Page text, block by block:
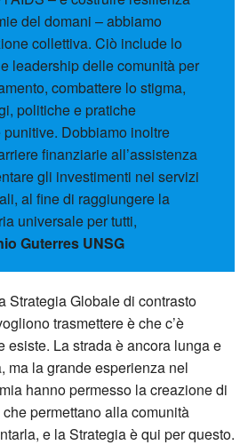
del domani – abbiamo
collettiva. Ciò include lo
leadership delle comunità per
combattere lo stigma,
politiche e pratiche
Dobbiamo inoltre
finanziarie all’assistenza
gli investimenti nei servizi
al fine di raggiungere la
universale per tutti,
Guterres UNSG
Strategia Globale di contrasto
trasmettere è che c’è
esiste. La strada è ancora lunga e
ma la grande esperienza nel
hanno permesso la creazione di
permettano alla comunità
e la Strategia è qui per questo.